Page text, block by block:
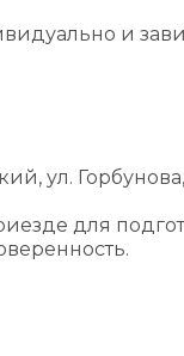
и
ул.
для